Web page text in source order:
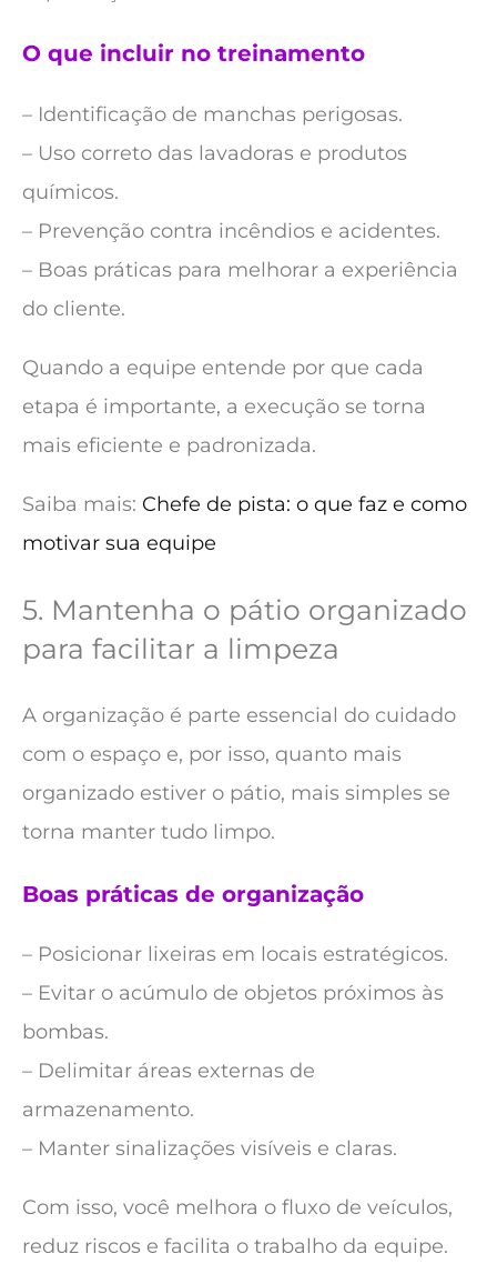
O que incluir no treinamento
– Identificação de manchas perigosas.
– Uso correto das lavadoras e produtos
químicos.
– Prevenção contra incêndios e acidentes.
– Boas práticas para melhorar a experiência
do cliente.
Quando a equipe entende por que cada
etapa é importante, a execução se torna
mais eficiente e padronizada.
Saiba mais: Chefe de pista: o que faz e como
motivar sua equipe
5. Mantenha o pátio organizado
para facilitar a limpeza
A organização é parte essencial do cuidado
com o espaço e, por isso, quanto mais
organizado estiver o pátio, mais simples se
torna manter tudo limpo.
Boas práticas de organização
– Posicionar lixeiras em locais estratégicos.
– Evitar o acúmulo de objetos próximos às
bombas.
– Delimitar áreas externas de
armazenamento.
– Manter sinalizações visíveis e claras.
Com isso, você melhora o fluxo de veículos,
reduz riscos e facilita o trabalho da equipe.